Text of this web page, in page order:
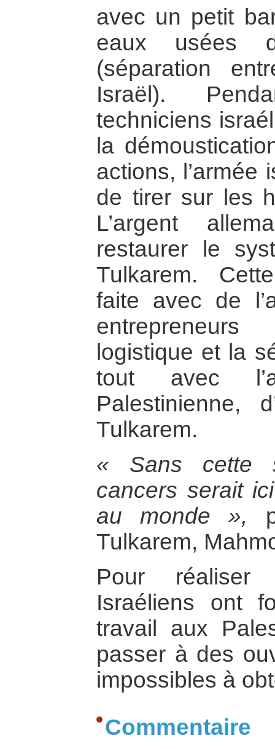
avec un petit
eaux usées
(séparation
Israël).
techniciens
la
actions, l’armée
de tirer sur les
L’argent
restaurer le
Tulkarem.
faite avec de
logistique et la
tout avec
Palestinienne,
Tulkarem.
« Sans cette
cancers serait
au monde »,
Tulkarem,
Pour
Israéliens ont
travail aux
passer à des
impossibles à
Commentaire